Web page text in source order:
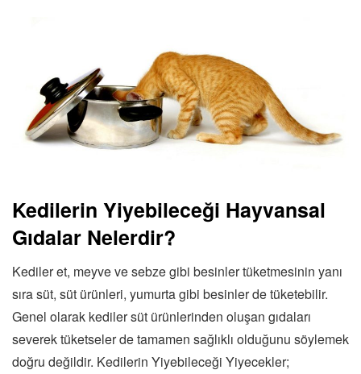
Kedilerin Yiyebileceği Hayvansal
Gıdalar Nelerdir?
Kediler et, meyve ve sebze gibi besinler tüketmesinin yanı
sıra süt, süt ürünleri, yumurta gibi besinler de tüketebilir.
Genel olarak kediler süt ürünlerinden oluşan gıdaları
severek tüketseler de tamamen sağlıklı olduğunu söylemek
doğru değildir. Kedilerin Yiyebileceği Yiyecekler;